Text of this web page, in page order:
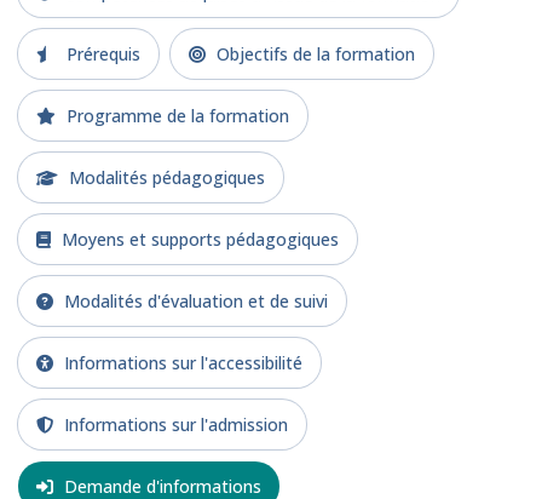
Prérequis Objectifs de la formation
Programme de la formation
Modalités pédagogiques
Moyens et supports pédagogiques
Modalités d'évaluation et de suivi
Informations sur l'accessibilité
Informations sur l'admission
Demande d'informations